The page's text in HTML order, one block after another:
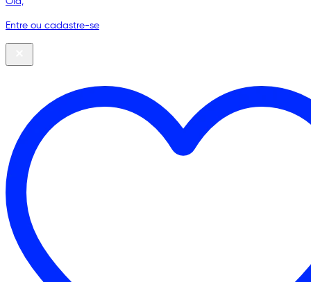
Entre ou cadastre-se